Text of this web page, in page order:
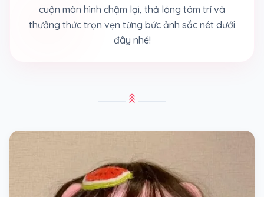
cuộn màn hình chậm lại, thả lỏng tâm trí và
thưởng thức trọn vẹn từng bức ảnh sắc nét dưới
đây nhé!
stat_3